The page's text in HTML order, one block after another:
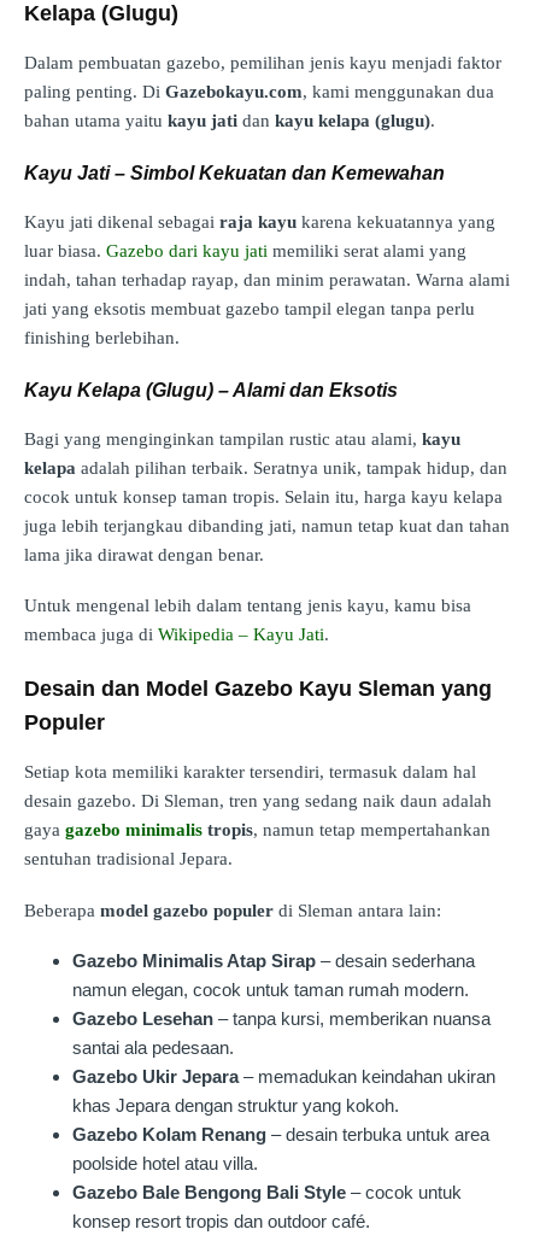
Kelapa (Glugu)
Dalam pembuatan gazebo, pemilihan jenis kayu menjadi faktor
paling penting. Di Gazebokayu.com, kami menggunakan dua
bahan utama yaitu kayu jati dan kayu kelapa (glugu).
Kayu Jati – Simbol Kekuatan dan Kemewahan
Kayu jati dikenal sebagai raja kayu karena kekuatannya yang
luar biasa. Gazebo dari kayu jati memiliki serat alami yang
indah, tahan terhadap rayap, dan minim perawatan. Warna alami
jati yang eksotis membuat gazebo tampil elegan tanpa perlu
finishing berlebihan.
Kayu Kelapa (Glugu) – Alami dan Eksotis
Bagi yang menginginkan tampilan rustic atau alami, kayu
kelapa adalah pilihan terbaik. Seratnya unik, tampak hidup, dan
cocok untuk konsep taman tropis. Selain itu, harga kayu kelapa
juga lebih terjangkau dibanding jati, namun tetap kuat dan tahan
lama jika dirawat dengan benar.
Untuk mengenal lebih dalam tentang jenis kayu, kamu bisa
membaca juga di Wikipedia – Kayu Jati.
Desain dan Model Gazebo Kayu Sleman yang
Populer
Setiap kota memiliki karakter tersendiri, termasuk dalam hal
desain gazebo. Di Sleman, tren yang sedang naik daun adalah
gaya gazebo minimalis tropis, namun tetap mempertahankan
sentuhan tradisional Jepara.
Beberapa model gazebo populer di Sleman antara lain:
Gazebo Minimalis Atap Sirap – desain sederhana
namun elegan, cocok untuk taman rumah modern.
Gazebo Lesehan – tanpa kursi, memberikan nuansa
santai ala pedesaan.
Gazebo Ukir Jepara– memadukan keindahan ukiran
khas Jepara dengan struktur yang kokoh.
Gazebo Kolam Renang – desain terbuka untuk area
poolside hotel atau villa.
Gazebo Bale Bengong Bali Style – cocok untuk
konsep resort tropis dan outdoor café.